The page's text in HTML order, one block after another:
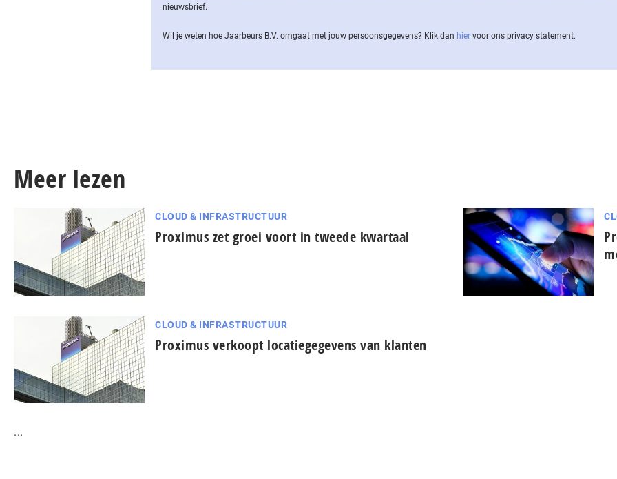
nieuwsbrief.
Wil je weten hoe Jaarbeurs B.V. omgaat met jouw per­soons­ge­ge­vens? Klik dan hier voor ons privacy statement.
Meer lezen
CLOUD & INFRASTRUCTUUR
Proximus zet groei voort in tweede kwartaal
CLOUD & INFRASTRUCTUUR
Proximus verkoopt locatiegegevens van klanten
...